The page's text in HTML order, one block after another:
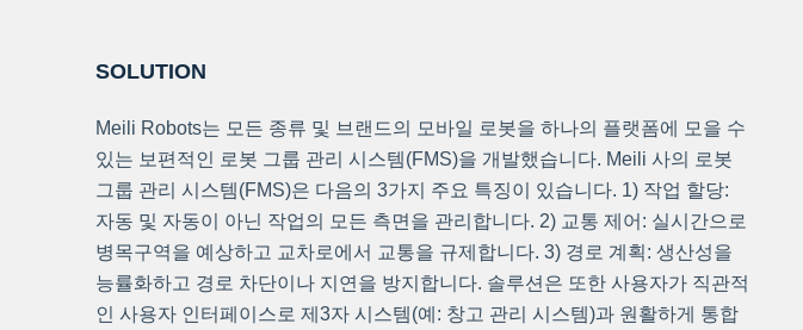
SOLUTION
Meili Robots는 모든 종류 및 브랜드의 모바일 로봇을 하나의 플랫폼에 모을 수
있는 보편적인 로봇 그룹 관리 시스템(FMS)을 개발했습니다. Meili 사의 로봇
그룹 관리 시스템(FMS)은 다음의 3가지 주요 특징이 있습니다. 1) 작업 할당:
자동 및 자동이 아닌 작업의 모든 측면을 관리합니다. 2) 교통 제어: 실시간으로
병목구역을 예상하고 교차로에서 교통을 규제합니다. 3) 경로 계획: 생산성을
능률화하고 경로 차단이나 지연을 방지합니다. 솔루션은 또한 사용자가 직관적
인 사용자 인터페이스로 제3자 시스템(예: 창고 관리 시스템)과 원활하게 통합